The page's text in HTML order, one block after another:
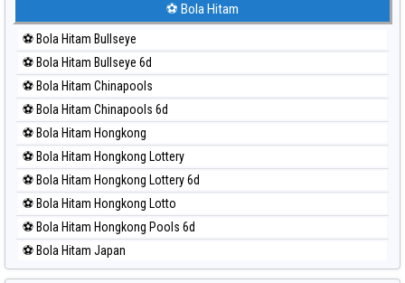
⚽ Bola Merah Kuda Lari
⚽ Bola Merah Magnum Cambodia
⚽ Bola Merah Nagoya
⚽ Bola Merah North Carolina Day
⚽ Bola Merah Pcso
⚽ Bola Merah Sao Paulo
⚽ Bola Merah Singapore
⚽ Bola Merah Sydney
⚽ Bola Merah Sydney Lottery
⚽ Bola Merah Sydney Lottery 6d
⚽ Bola Merah Sydney Lotto
⚽ Bola Hitam
⚽ Bola Hitam Bullseye
⚽ Bola Hitam Bullseye 6d
⚽ Bola Hitam Chinapools
⚽ Bola Hitam Chinapools 6d
⚽ Bola Hitam Hongkong
⚽ Bola Hitam Hongkong Lottery
⚽ Bola Hitam Hongkong Lottery 6d
⚽ Bola Hitam Hongkong Lotto
⚽ Bola Hitam Hongkong Pools 6d
⚽ Bola Hitam Japan
⚽ Bola Hitam Japan 6d